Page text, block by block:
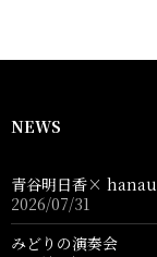
NEWS
青谷明日香×
2026/07/31
みどりの演奏会